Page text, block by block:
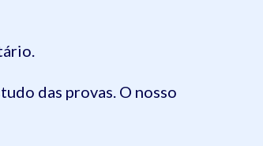
das provas. O nosso